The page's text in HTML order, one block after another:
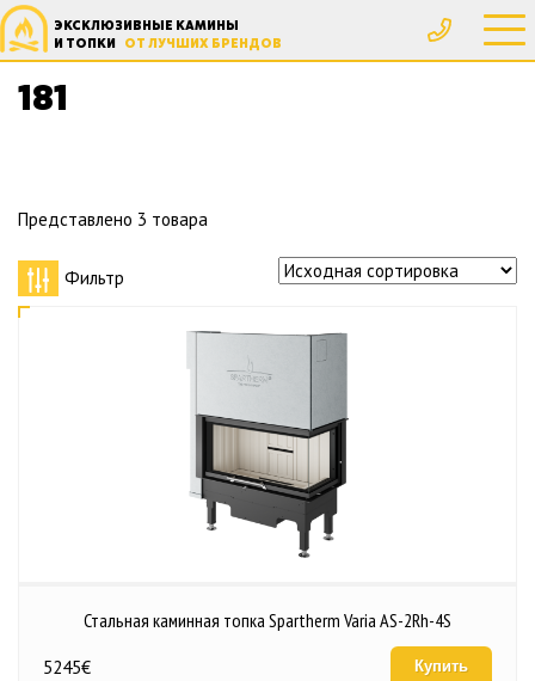
ЭКСКЛЮЗИВНЫЕ КАМИНЫ
И ТОПКИ ОТ ЛУЧШИХ БРЕНДОВ
181
Главная Товар Вес, кг 181
Представлено 3 товара
Фильтр
Стальная каминная топка Spartherm Varia AS-2Rh-4S
5245€ Купить